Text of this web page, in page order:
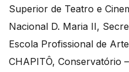
Superior de Teatro e
Nacional D. Maria II,
Escola Profissional de
CHAPITÔ, Conservatório